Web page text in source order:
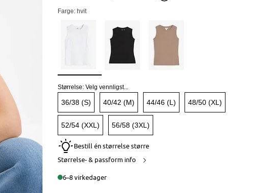
Farge: hvit
Størrelse:Velg vennligst...
36/38 (S) 40/42 (M) 44/46 (L) 48/50 (XL)
52/54 (XXL) 56/58 (3XL)
Bestill én størrelse større
Størrelse- & passform info
6–8 virkedager